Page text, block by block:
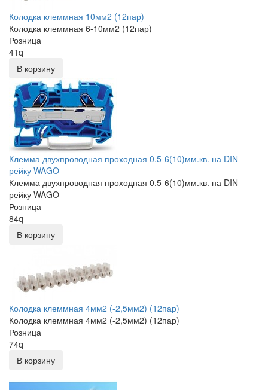
Колодка клеммная 10мм2 (12пар)
Колодка клеммная 6-10мм2 (12пар)
Розница
41q
В корзину
Клемма двухпроводная проходная 0.5-6(10)мм.кв. на DIN
рейку WAGO
Клемма двухпроводная проходная 0.5-6(10)мм.кв. на DIN
рейку WAGO
Розница
84q
В корзину
Колодка клеммная 4мм2 (-2,5мм2) (12пар)
Колодка клеммная 4мм2 (-2,5мм2) (12пар)
Розница
74q
В корзину